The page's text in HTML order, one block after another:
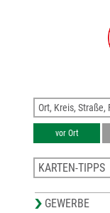
vor Ort
KARTEN-TIPPS
Karte Osterholz
GEWERBE